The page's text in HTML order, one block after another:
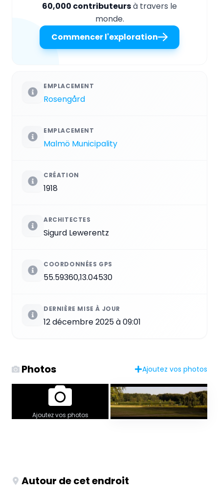
60,000 contributeursà travers le
monde.
Commencer l'exploration
EMPLACEMENT
Rosengård
EMPLACEMENT
Malmö Municipality
CRÉATION
1918
ARCHITECTES
Sigurd Lewerentz
COORDONNÉES GPS
55.59360,13.04530
DERNIÈRE MISE À JOUR
12 décembre 2025 à 09:01
Photos Ajoutez vos photos
Ajoutez vos photos
Autour de cet endroit